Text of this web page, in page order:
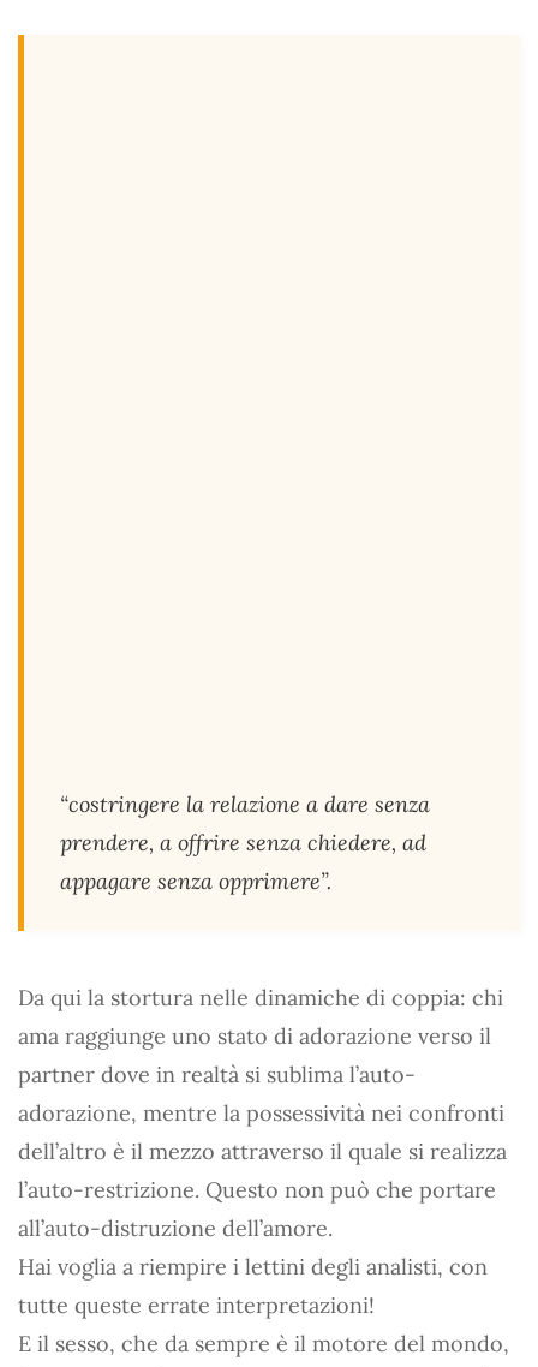
“costringere la relazione a dare senza
prendere, a offrire senza chiedere, ad
appagare senza opprimere”.
Da qui la stortura nelle dinamiche di coppia: chi
ama raggiunge uno stato di adorazione verso il
partner dove in realtà si sublima l’auto-
adorazione, mentre la possessività nei confronti
dell’altro è il mezzo attraverso il quale si realizza
l’auto-restrizione. Questo non può che portare
all’auto-distruzione dell’amore.
Hai voglia a riempire i lettini degli analisti, con
tutte queste errate interpretazioni!
E il sesso, che da sempre è il motore del mondo,